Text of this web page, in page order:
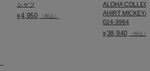
シャツ
¥4,950 （税込）
ALOHA
AHIRT MICKEY/
024-3964
¥ 38,940 （税込）